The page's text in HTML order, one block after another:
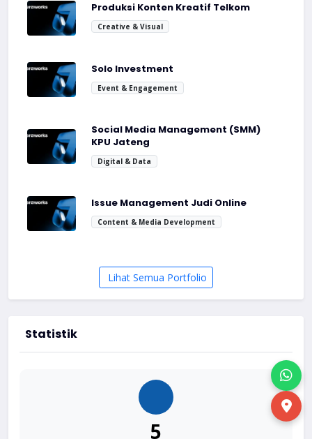
Produksi Konten Kreatif Telkom
Creative & Visual
Solo Investment
Event & Engagement
Social Media Management (SMM)
KPU Jateng
Digital & Data
Issue Management Judi Online
Content & Media Development
Lihat Semua Portfolio
Statistik
5